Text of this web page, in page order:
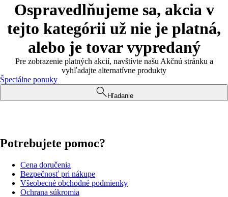
Ospravedlňujeme sa, akcia v
tejto kategórii už nie je platná,
alebo je tovar vypredaný
Pre zobrazenie platných akcií, navštívte našu Akčnú stránku a
vyhľadajte alternatívne produkty
Špeciálne ponuky
Hľadanie
Potrebujete pomoc?
Cena doručenia
Bezpečnosť pri nákupe
Všeobecné obchodné podmienky
Ochrana súkromia